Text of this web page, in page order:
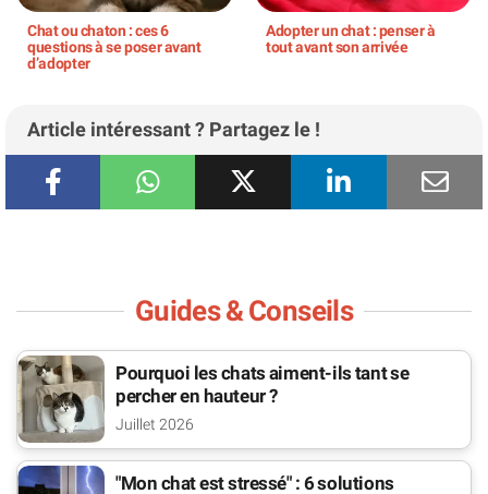
Chat ou chaton : ces 6
questions à se poser avant
d’adopter
Adopter un chat : penser à
tout avant son arrivée
Article intéressant ? Partagez le !
Guides & Conseils
Pourquoi les chats aiment-ils tant se
percher en hauteur ?
Juillet 2026
"Mon chat est stressé" : 6 solutions